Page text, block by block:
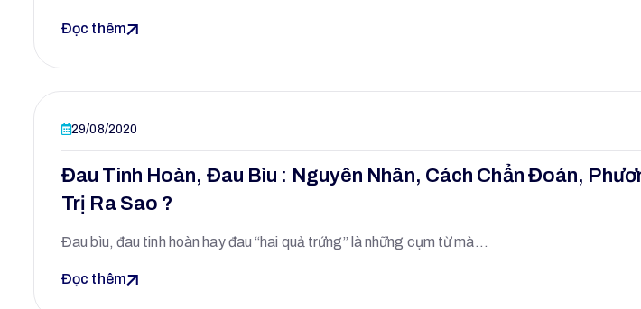
Đọc thêm
29/08/2020
Đau Tinh Hoàn, Đau Bìu : Nguyên Nhân, Cách Chẩn Đoán,
Trị Ra Sao ?
Đau bìu, đau tinh hoàn hay đau “hai quả trứng” là những cụm từ mà…
Đọc thêm